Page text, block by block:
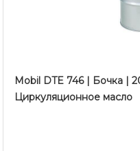
Mobil DTE 746 | Бочка |
Циркуляционное масло